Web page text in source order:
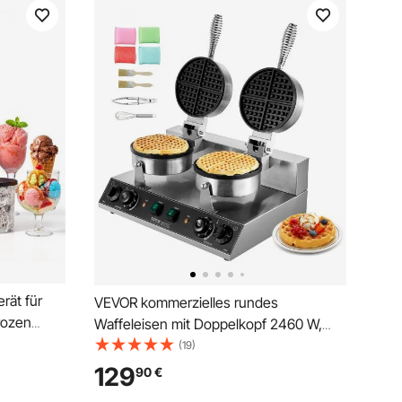
für
Ein-
VEVOR kommerzielles rundes
Waffeleisen mit Doppelkopf 2460 W,
belgisches Waffeleisen mit
antihaftbeschichteten Backfläche,
Temperatur- und Zeitregelung, für
(19)
12990€